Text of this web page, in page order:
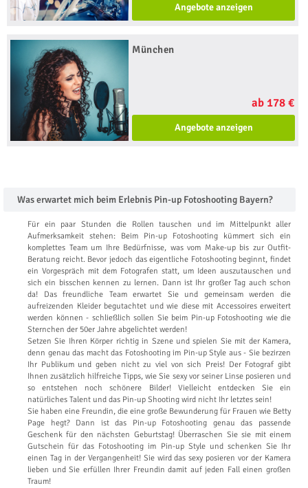
Angebote anzeigen
München
ab 178 €
Angebote anzeigen
Was erwartet mich beim Erlebnis Pin-up Fotoshooting Bayern?
Für ein paar Stunden die Rollen tauschen und im Mittelpunkt aller
Aufmerksamkeit stehen: Beim Pin-up Fotoshooting kümmert sich ein
komplettes Team um Ihre Bedürfnisse, was vom Make-up bis zur Outfit-
Beratung reicht. Bevor jedoch das eigentliche Fotoshooting beginnt, findet
ein Vorgespräch mit dem Fotografen statt, um Ideen auszutauschen und
sich ein bisschen kennen zu lernen. Dann ist Ihr großer Tag auch schon
da! Das freundliche Team erwartet Sie und gemeinsam werden die
aufreizenden Kleider begutachtet und wie diese mit Accessoires erweitert
werden können - schließlich sollen Sie beim Pin-up Fotoshooting wie die
Sternchen der 50er Jahre abgelichtet werden!
Setzen Sie Ihren Körper richtig in Szene und spielen Sie mit der Kamera,
denn genau das macht das Fotoshooting im Pin-up Style aus - Sie bezirzen
Ihr Publikum und geben nicht zu viel von sich Preis! Der Fotograf gibt
Ihnen zusätzlich hilfreiche Tipps, wie Sie sexy vor seiner Linse posieren und
so entstehen noch schönere Bilder! Vielleicht entdecken Sie ein
natürliches Talent und das Pin-up Shooting wird nicht Ihr letztes sein!
Sie haben eine Freundin, die eine große Bewunderung für Frauen wie Betty
Page hegt? Dann ist das Pin-up Fotoshooting genau das passende
Geschenk für den nächsten Geburtstag! Überraschen Sie sie mit einem
Gutschein für das Fotoshooting im Pin-up Style und schenken Sie Ihr
einen Tag in der Vergangenheit! Sie wird das sexy posieren vor der Kamera
lieben und Sie erfüllen Ihrer Freundin damit auf jeden Fall einen großen
Traum!